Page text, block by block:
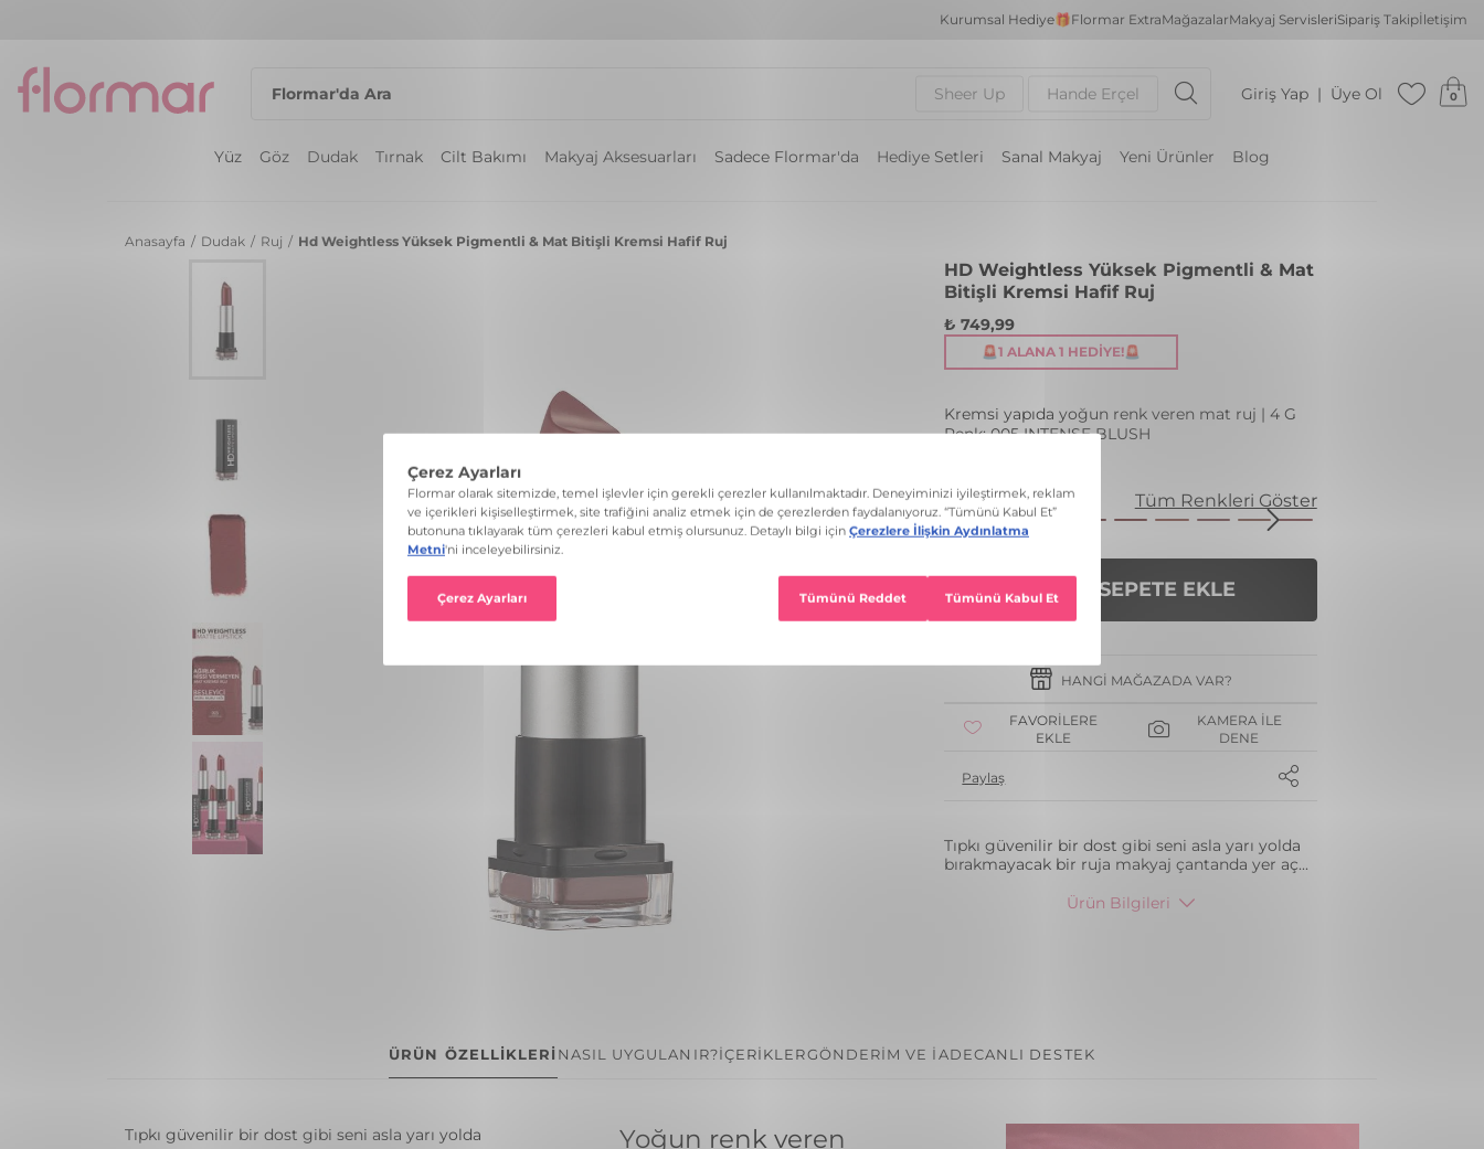
Kurumsal Hediye🎁Flormar ExtraMağazalarMakyaj ServisleriSipariş Takipİletişim
Sheer Up Hande Erçel Giriş Yap Üye Ol 0
Yüz Göz Dudak Tırnak Cilt Bakımı Makyaj Aksesuarları Sadece Flormar'da Hediye Setleri Sanal Makyaj Yeni Ürünler Blog
Anasayfa / Dudak / Ruj / Hd Weightless Yüksek Pigmentli & Mat Bitişli Kremsi Hafif Ruj
HD Weightless Yüksek Pigmentli & Mat
Bitişli Kremsi Hafif Ruj
Kremsi yapıda yoğun renk veren mat ruj | 4 G
Renk: 005 INTENSE BLUSH
₺ 749,99
🚨1 ALANA 1 HEDIYE!🚨
10 Renk Tüm Renkleri Göster
SEPETE EKLE
HANGI MAĞAZADA VAR?
FAVORILERE
EKLE
KAMERA İLE
DENE
Paylaş
Tıpkı güvenilir bir dost gibi seni asla yarı yolda
bırakmayacak bir ruja makyaj çantanda yer aç...
Ürün Bilgileri
ÜRÜN ÖZELLİKLERİ NASIL UYGULANIR?İÇERİKLERGÖNDERİM VE İADECANLI DESTEK
Tıpkı güvenilir bir dost gibi seni asla yarı yolda
Yoğun renk veren